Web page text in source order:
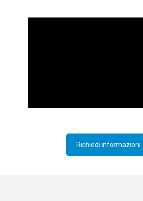
Richiedi informazioni